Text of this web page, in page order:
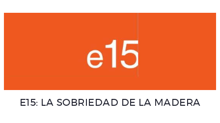
E15: LA SOBRIEDAD DE LA MADERA